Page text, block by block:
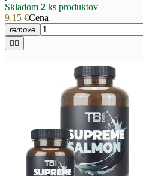
Skladom 2 ks produktov
9,15 €Cena
remove
 